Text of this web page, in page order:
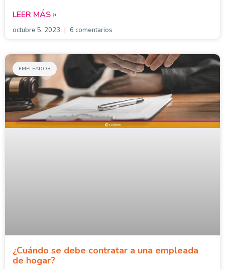
LEER MÁS »
octubre 5, 2023 6 comentarios
EMPLEADOR
¿Cuándo se debe contratar a una empleada
de hogar?